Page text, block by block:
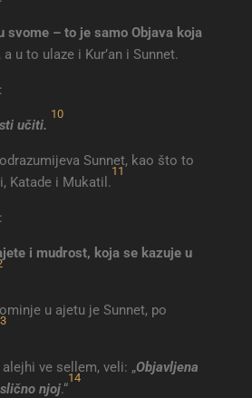
svome – to je samo Objava koja
, a u to ulaze i Kur’an i Sunnet.
učiti.
10
Sunnet, kao što to
Katade i Mukatil.
11
i mudrost, koja se kazuje u
u ajetu je Sunnet, po
ve sellem, veli: „Objavljena
njoj.“
14